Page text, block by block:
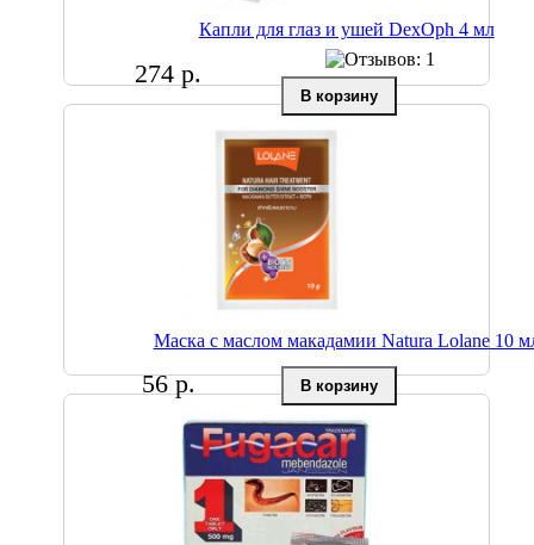
Капли для глаз и ушей DexOph 4 мл
274 р.
Маска с маслом макадамии Natura Lolane 10
56 р.